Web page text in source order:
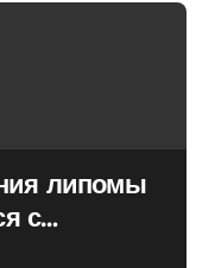
липомы
с